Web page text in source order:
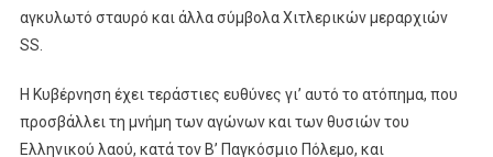
αγκυλωτό σταυρό και άλλα σύμβολα Χιτλερικών μεραρχιών
SS.
Η Κυβέρνηση έχει τεράστιες ευθύνες γι’ αυτό το ατόπημα, που
προσβάλλει τη μνήμη των αγώνων και των θυσιών του
Ελληνικού λαού, κατά τον Β’ Παγκόσμιο Πόλεμο, και